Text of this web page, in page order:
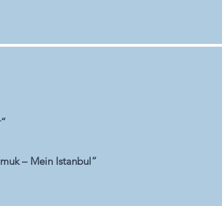
– Mein Istanbul“